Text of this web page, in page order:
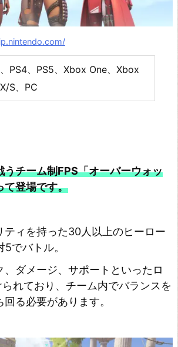
PS4、PS5、Xbox One、Xbox
S、PC
うチーム制FPS「オーバーウォッ
て登場です。
ティを持った30人以上のヒーロー
でバトル。
、ダメージ、サポートといったロ
れており、チーム内でバランスを
回る必要があります。